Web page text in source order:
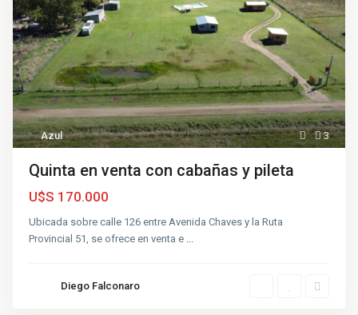
3
Azul
Quinta en venta con cabañas y pileta
U$S 170.000
Ubicada sobre calle 126 entre Avenida Chaves y la Ruta
Provincial 51, se ofrece en venta e ...
Diego Falconaro